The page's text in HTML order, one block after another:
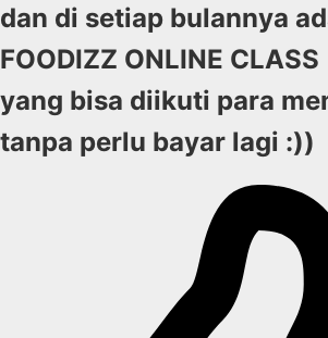
dan di setiap bulannya
FOODIZZ ONLINE CLASS
yang bisa diikuti para
tanpa perlu bayar lagi :))